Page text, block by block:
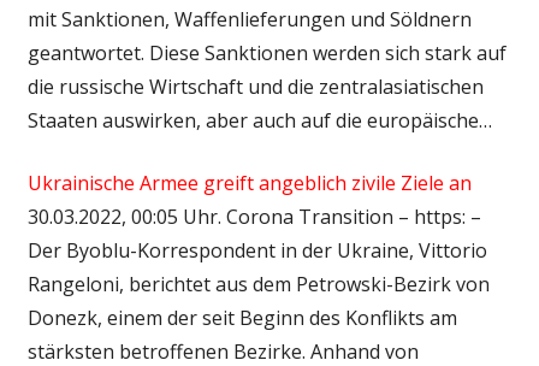
mit Sanktionen, Waffenlieferungen und Söldnern
geantwortet. Diese Sanktionen werden sich stark auf
die russische Wirtschaft und die zentralasiatischen
Staaten auswirken, aber auch auf die europäische…
Ukrainische Armee greift angeblich zivile Ziele an
30.03.2022, 00:05 Uhr. Corona Transition – https: –
Der Byoblu-Korrespondent in der Ukraine, Vittorio
Rangeloni, berichtet aus dem Petrowski-Bezirk von
Donezk, einem der seit Beginn des Konflikts am
stärksten betroffenen Bezirke. Anhand von